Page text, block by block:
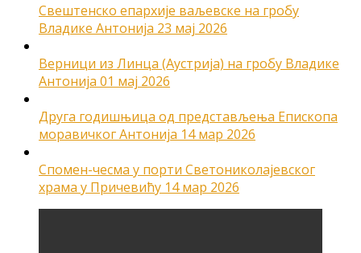
Свештенско епархије ваљевске на гробу
Владике Антонија 23 мај 2026
Верници из Линца (Аустрија) на гробу Владике
Антонија 01 мај 2026
Друга годишњица од представљења Епископа
моравичког Антонија 14 мар 2026
Спомен-чесма у порти Светониколајевског
храма у Причевићу 14 мар 2026